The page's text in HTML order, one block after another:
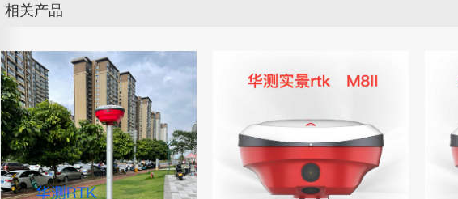
相关产品